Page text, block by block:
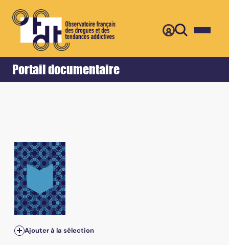
Portail documentaire
Accueil Retour
Ajouter à la sélection